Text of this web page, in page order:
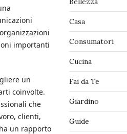
importanti
un
coinvolte.
che
clienti,
un rapporto
Casa
Consumatori
Cucina
Fai da Te
Giardino
Guide